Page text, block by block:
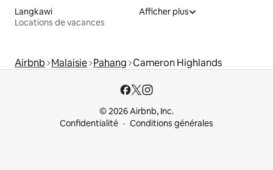
Langkawi
Locations de vacances
Afficher plus
Airbnb Malaisie Pahang Cameron Highlands
© 2026 Airbnb, Inc.
Confidentialité
Conditions générales